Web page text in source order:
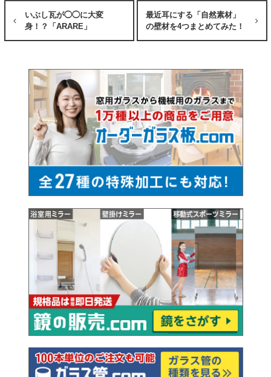
いぶし瓦が◯◯に大変
身！？「ARARE」
最近耳にする「自然素材」
の壁材を4つまとめてみた！